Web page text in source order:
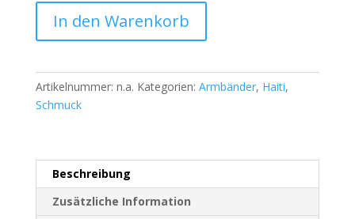
In den Warenkorb
Artikelnummer: n.a. Kategorien: Armbänder, Haiti,
Schmuck
Beschreibung
Zusätzliche Information